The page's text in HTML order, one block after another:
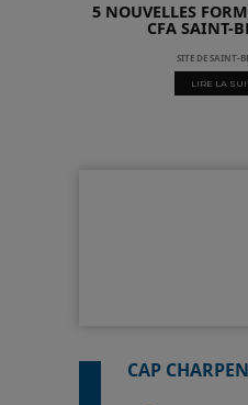
5 NOUVELLES
CFA SAINT-
SITE DE SAINT-
LIRE LA
CAP